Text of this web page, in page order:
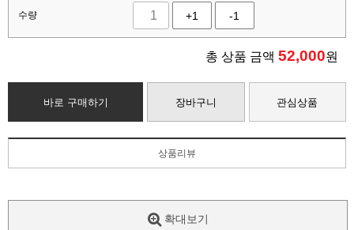
수량 +1 -1
총 상품 금액 52,000원
바로 구매하기 장바구니 관심상품
상품리뷰
확대보기